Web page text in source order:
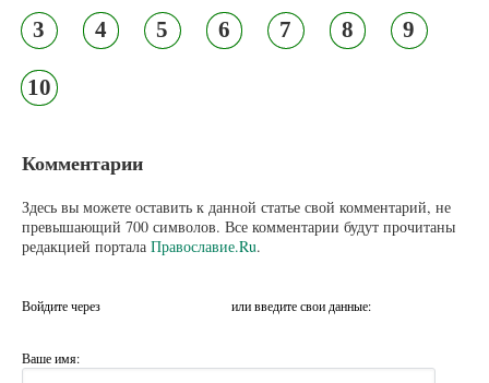
3 4 5 6 7 8 9
10
Комментарии
Здесь вы можете оставить к данной статье свой комментарий, не
превышающий 700 символов. Все комментарии будут прочитаны
редакцией портала Православие.Ru.
Войдите через или введите свои данные:
Ваше имя: